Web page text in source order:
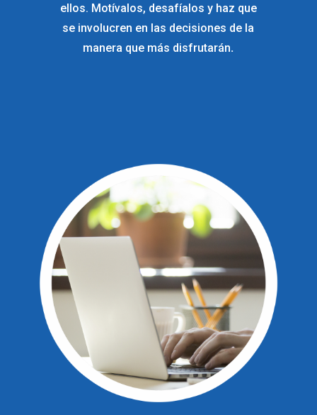
ellos. Motívalos, desafíalos y haz que
se involucren en las decisiones de la
manera que más disfrutarán.